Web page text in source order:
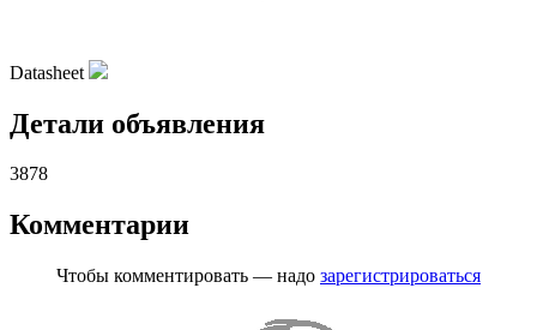
Datasheet
Детали объявления
3878
Комментарии
Чтобы комментировать — надо зарегистрироваться